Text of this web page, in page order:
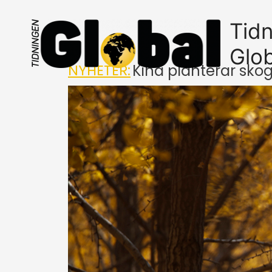
NYHETER:Kina planterar